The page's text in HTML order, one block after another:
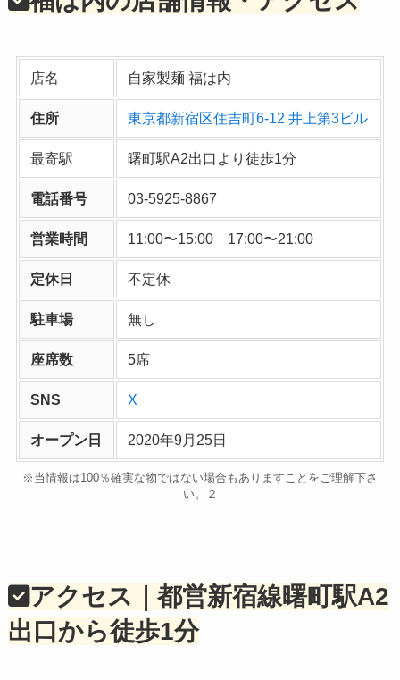
店名 自家製麺 福は内
住所 東京都新宿区住吉町6-12 井上第3ビル
最寄駅 曙町駅A2出口より徒歩1分
電話番号 03-5925-8867
営業時間 11:00〜15:00 17:00〜21:00
定休日 不定休
駐車場 無し
座席数 5席
SNS X
オープン日 2020年9月25日
※当情報は100％確実な物ではない場合もありますことをご理解下さ
い。２
アクセス｜都営新宿線曙町駅A2
出口から徒歩1分